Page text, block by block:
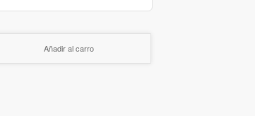
Añadir al carro